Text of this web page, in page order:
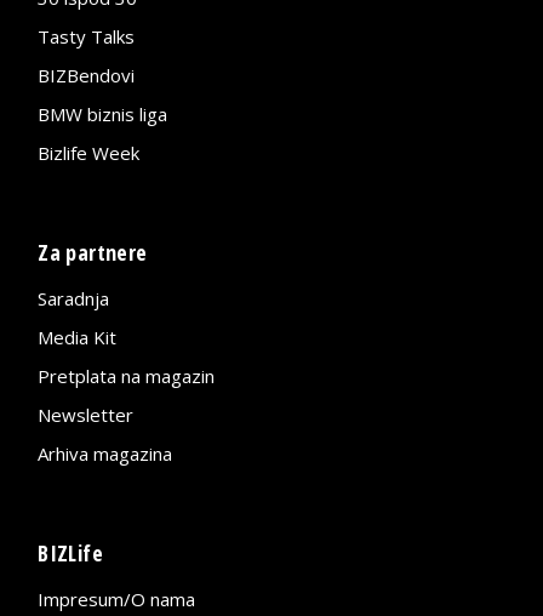
Tasty Talks
BIZBendovi
BMW biznis liga
Bizlife Week
Za partnere
Saradnja
Media Kit
Pretplata na magazin
Newsletter
Arhiva magazina
BIZLife
Impresum/O nama